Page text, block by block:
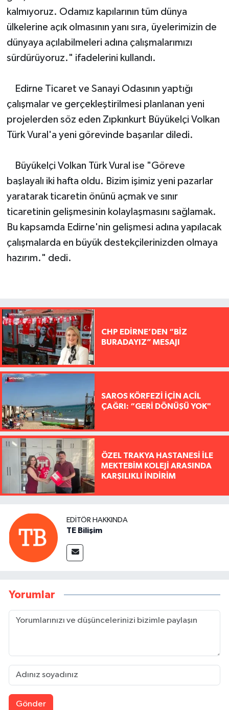
kalmıyoruz. Odamız kapılarının tüm dünya
ülkelerine açık olmasının yanı sıra, üyelerimizin de
dünyaya açılabilmeleri adına çalışmalarımızı
sürdürüyoruz." ifadelerini kullandı.
Edirne Ticaret ve Sanayi Odasının yaptığı
çalışmalar ve gerçekleştirilmesi planlanan yeni
projelerden söz eden Zıpkınkurt Büyükelçi Volkan
Türk Vural'a yeni görevinde başarılar diledi.
Büyükelçi Volkan Türk Vural ise "Göreve
başlayalı iki hafta oldu. Bizim işimiz yeni pazarlar
yaratarak ticaretin önünü açmak ve sınır
ticaretinin gelişmesinin kolaylaşmasını sağlamak.
Bu kapsamda Edirne'nin gelişmesi adına yapılacak
çalışmalarda en büyük destekçilerinizden olmaya
hazırım." dedi.
CHP EDİRNE’DEN “BİZ
BURADAYIZ” MESAJI
SAROS KÖRFEZİ İÇİN ACİL
ÇAĞRI: “GERİ DÖNÜŞÜ YOK"
ÖZEL TRAKYA HASTANESİ İLE
MEKTEBİM KOLEJİ ARASINDA
KARŞILIKLI İNDİRİM
EDITÖR HAKKINDA
TE Bilişim
Yorumlar
Gönder